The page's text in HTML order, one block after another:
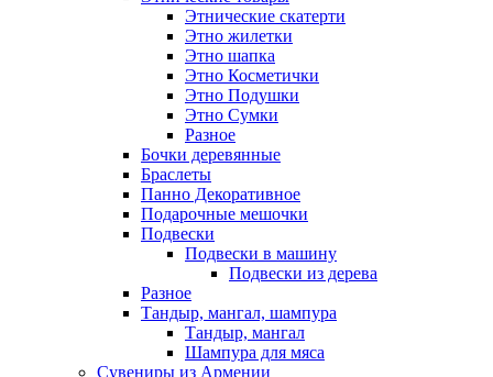
Этнические скатерти
Этно жилетки
Этно шапка
Этно Косметички
Этно Подушки
Этно Сумки
Разное
Бочки деревянные
Браслеты
Панно Декоративное
Подарочные мешочки
Подвески
Подвески в машину
Подвески из дерева
Разное
Тандыр, мангал, шампура
Тандыр, мангал
Шампура для мяса
Сувениры из Армении